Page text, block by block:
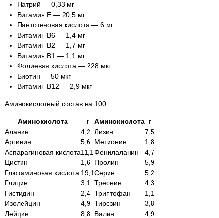
Натрий — 0,33 мг
Витамин Е — 20,5 мг
Пантотеновая кислота — 6 мг
Витамин В6 — 1,4 мг
Витамин В2 — 1,7 мг
Витамин В1 — 1,1 мг
Фолиевая кислота — 228 мкг
Биотин — 50 мкг
Витамин В12 — 2,9 мкг
Аминокислотный состав на 100 г:
Аминокислота г Аминокислота г
Аланин
4,2 Лизин
7,5
Аргинин
5,6 Метионин
1,8
Аспарагиновая кислота11,1 Фенилаланин
4,7
Цистин
1,6 Пролин
5,9
Глютаминовая кислота 19,1Серин
5,2
Глицин
3,1 Треонин
4,3
Гистидин
2,4 Триптофан
1,1
Изолейцин
4,9 Тирозин
3,8
Лейцин
8,8 Валин
4,9